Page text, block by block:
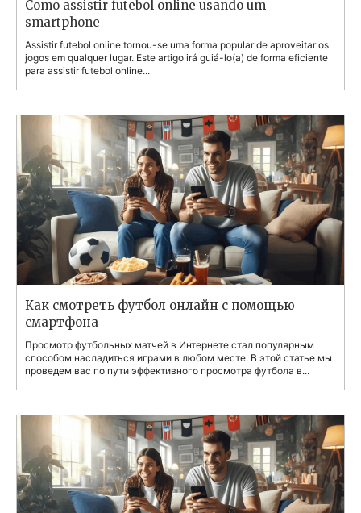
Como assistir futebol online usando um
smartphone
Assistir futebol online tornou-se uma forma popular de aproveitar os
jogos em qualquer lugar. Este artigo irá guiá-lo(a) de forma eficiente
para assistir futebol online...
Как смотреть футбол онлайн с помощью
смартфона
Просмотр футбольных матчей в Интернете стал популярным
способом насладиться играми в любом месте. В этой статье мы
проведем вас по пути эффективного просмотра футбола в...